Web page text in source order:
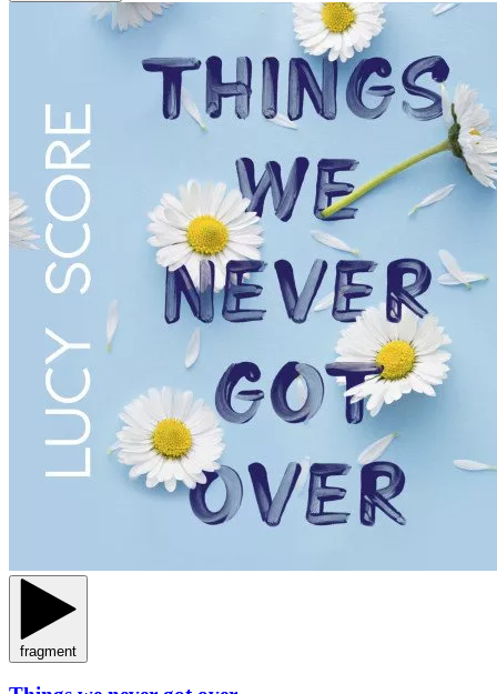
fragment